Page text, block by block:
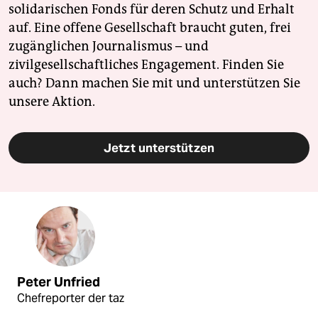
solidarischen Fonds für deren Schutz und Erhalt
auf. Eine offene Gesellschaft braucht guten, frei
zugänglichen Journalismus – und
zivilgesellschaftliches Engagement. Finden Sie
auch? Dann machen Sie mit und unterstützen Sie
unsere Aktion.
Jetzt unterstützen
Peter Unfried
Chefreporter der taz